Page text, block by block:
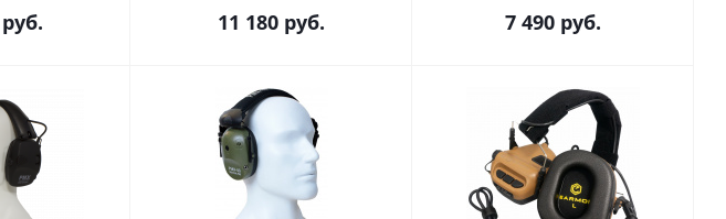
руб. 11 180 руб. 7 490 руб.